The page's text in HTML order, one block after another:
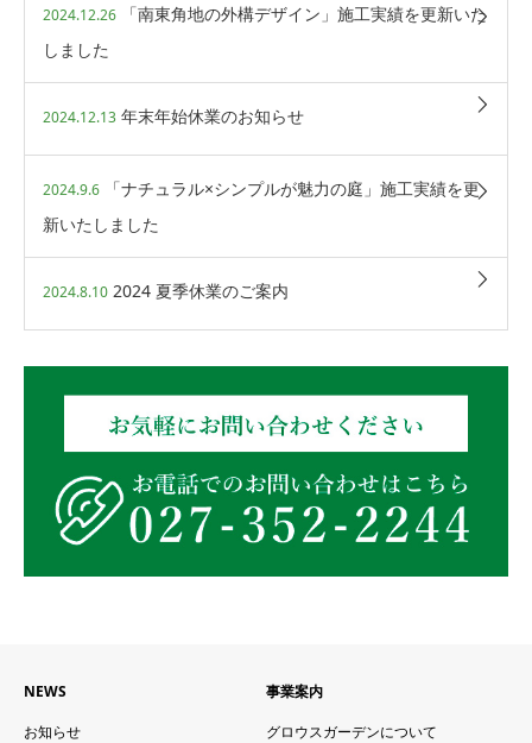
2024.12.26
「南東角地の外構デザイン」施工実績を更新いた
しました
2024.12.13 年末年始休業のお知らせ
2024.9.6
「ナチュラル×シンプルが魅力の庭」施工実績を更
新いたしました
2024.8.10 2024 夏季休業のご案内
NEWS
お知らせ
事業案内
グロウスガーデンについて